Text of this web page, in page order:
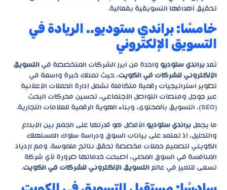
تحقيق أهدافها التسويقية بفعالية.
خامسًا: براندي ستوديو.. الريادة في
التسويق الإلكتروني
تُعد براندي ستوديو واحدة من أبرز الشركات المتخصصة في التسويق
الإلكتروني للشركات في الكويت، حيث تمتلك خبرة واسعة في
تطوير استراتيجيات رقمية متكاملة تشمل إدارة الحملات الإعلانية
عبر جوجل ومنصات التواصل الاجتماعي، تحسين محركات البحث
(SEO)، التسويق بالمحتوى، وبناء الهوية الرقمية للعلامات التجارية.
ما يجعل براندي ستوديو الأفضل هو قدرتها على الجمع بين الإبداع
والتحليل، إذ تعتمد على بيانات السوق ودراسة سلوك المستهلك
الكويتي لتصميم حملات مخصصة تحقق نتائج ملموسة. ومع ازدياد
المنافسة في السوق المحلي، أصبحت خدماتها ضرورة لأي شركة
تسعى للتميز في عالم التسويق الإلكتروني للشركات في الكويت.